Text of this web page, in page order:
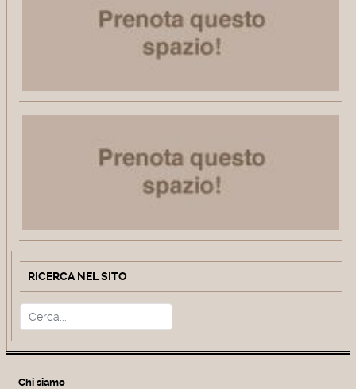
RICERCA NEL SITO
Cerca Type 2 or more characters for
Chi siamo